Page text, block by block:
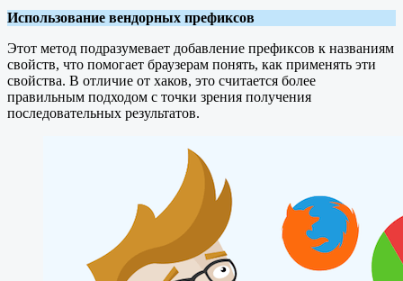
Использование вендорных префиксов
Этот метод подразумевает добавление префиксов к названиям
свойств, что помогает браузерам понять, как применять эти
свойства. В отличие от хаков, это считается более
правильным подходом с точки зрения получения
последовательных результатов.